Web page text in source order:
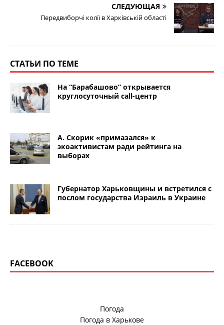
СЛЕДУЮЩАЯ
Передвиборчі колії в Харківській області
СТАТЬИ ПО ТЕМЕ
На “Барабашово” открывается
круглосуточный call-центр
А. Скорик «примазался» к
экоактивистам ради рейтинга на
выборах
Губернатор Харьковщины и встретился с
послом государства Израиль в Украине
FACEBOOK
Погода
Погода в Харькове